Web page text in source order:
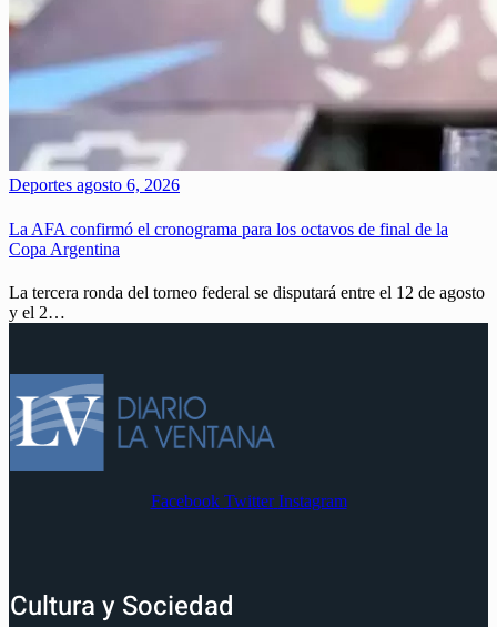
Deportes agosto 6, 2026
La AFA confirmó el cronograma para los octavos de final de la
Copa Argentina
La tercera ronda del torneo federal se disputará entre el 12 de agosto
y el 2…
Facebook Twitter Instagram
Cultura y Sociedad